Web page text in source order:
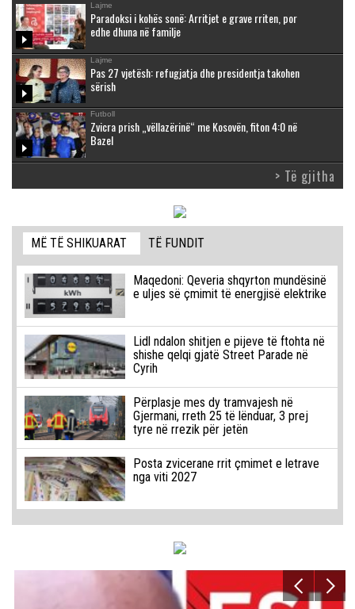
Lajme
Paradoksi i kohës sonë: Arritjet e grave rriten, por
edhe dhuna në familje
Lajme
Pas 27 vjetësh: refugjatja dhe presidentja takohen
sërish
Futboll
Zvicra prish „vëllazërinë“ me Kosovën, fiton 4:0 në
Bazel
> Të gjitha
MË TË SHIKUARAT TË FUNDIT
Maqedoni: Qeveria shqyrton mundësinë
e uljes së çmimit të energjisë elektrike
Lidl ndalon shitjen e pijeve të ftohta në
shishe qelqi gjatë Street Parade në
Cyrih
Përplasje mes dy tramvajesh në
Gjermani, rreth 25 të lënduar, 3 prej
tyre në rrezik për jetën
Posta zvicerane rrit çmimet e letrave
nga viti 2027